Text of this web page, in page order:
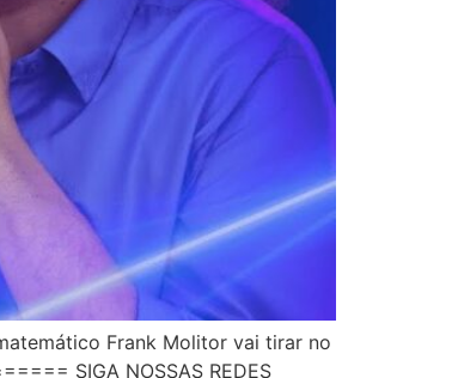
Frank Molitor vai tirar no
SIGA NOSSAS REDES